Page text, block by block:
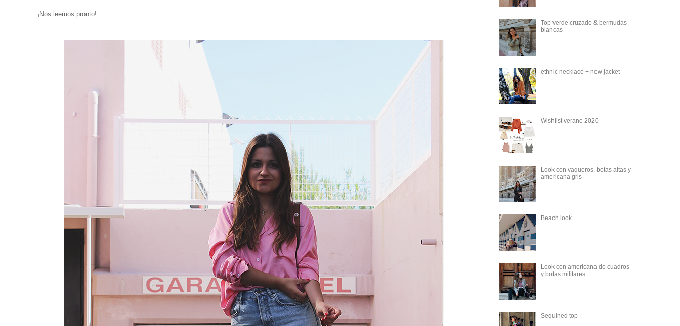
¡Nos leemos pronto!
Top verde cruzado & bermudas
blancas
ethnic necklace + new jacket
Wishlist verano 2020
Look con vaqueros, botas altas y
americana gris
Beach look
Look con americana de cuadros
y botas militares
Sequined top